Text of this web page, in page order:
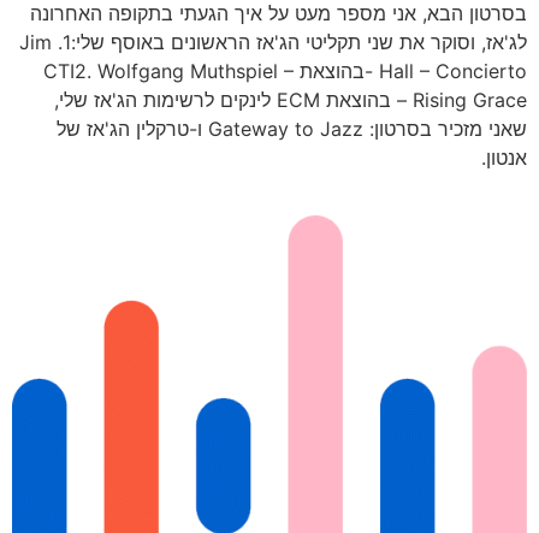
בסרטון הבא, אני מספר מעט על איך הגעתי בתקופה האחרונה
לג'אז, וסוקר את שני תקליטי הג'אז הראשונים באוסף שלי:1. Jim
Hall – Concierto -בהוצאת CTI2. Wolfgang Muthspiel –
Rising Grace – בהוצאת ECM לינקים לרשימות הג'אז שלי,
שאני מזכיר בסרטון: Gateway to Jazz ו-טרקלין הג'אז של
אנטון.